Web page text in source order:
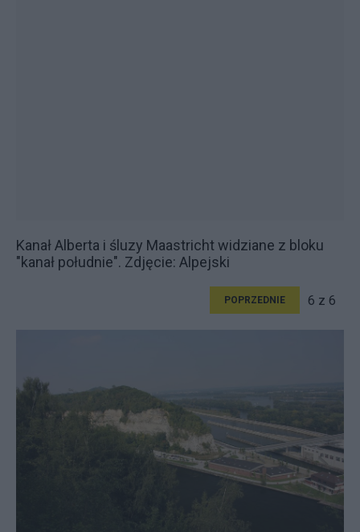
Kanał Alberta i śluzy Maastricht widziane z bloku
"kanał południe". Zdjęcie: Alpejski
POPRZEDNIE 6 z 6